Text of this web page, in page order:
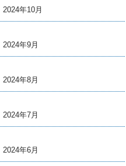
2024年10月
2024年9月
2024年8月
2024年7月
2024年6月